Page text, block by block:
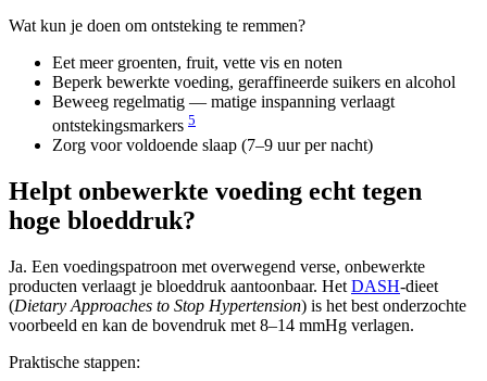
Wat kun je doen om ontsteking te remmen?
Eet meer groenten, fruit, vette vis en noten
Beperk bewerkte voeding, geraffineerde suikers en alcohol
Beweeg regelmatig — matige inspanning verlaagt
ontstekingsmarkers 5
Zorg voor voldoende slaap (7–9 uur per nacht)
Helpt onbewerkte voeding echt tegen
hoge bloeddruk?
Ja. Een voedingspatroon met overwegend verse, onbewerkte
producten verlaagt je bloeddruk aantoonbaar. Het DASH-dieet
(Dietary Approaches to Stop Hypertension) is het best onderzochte
voorbeeld en kan de bovendruk met 8–14 mmHg verlagen.
Praktische stappen: